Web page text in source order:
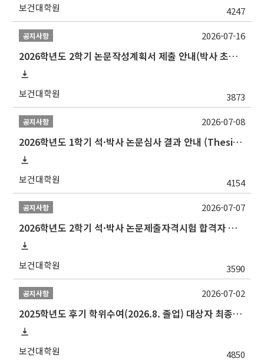
보건대학원 4247
공지사항
2026학년도 2학기 논문작성계획서 제출 안내(박사 초심 일정 포함)_Thesis Proposal
보건대학원 3873
2026-07-16
공지사항
2026학년도 1학기 석·박사 논문심사 결과 안내 (Thesis Defense Result)
보건대학원 4154
2026-07-08
공지사항
2026학년도 2학기 석·박사 논문제출자격시험 합격자 공고(TSQ Exam Result)
보건대학원 3590
2026-07-07
공지사항
2025학년도 후기 학위수여(2026.8. 졸업) 대상자 최종인준 논문 제출 안내
보건대학원 4850
2026-07-02